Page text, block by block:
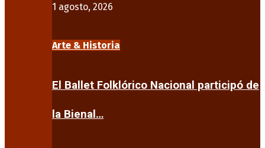
1 agosto, 2026
Arte & Historia
El Ballet Folklórico Nacional participó de
la Bienal…